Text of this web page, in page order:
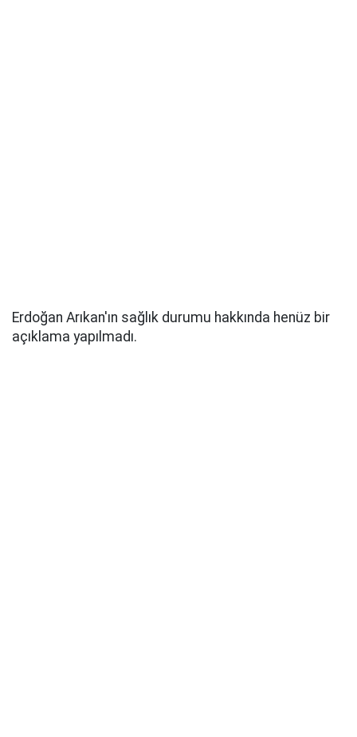
Erdoğan Arıkan'ın sağlık durumu hakkında henüz bir
açıklama yapılmadı.